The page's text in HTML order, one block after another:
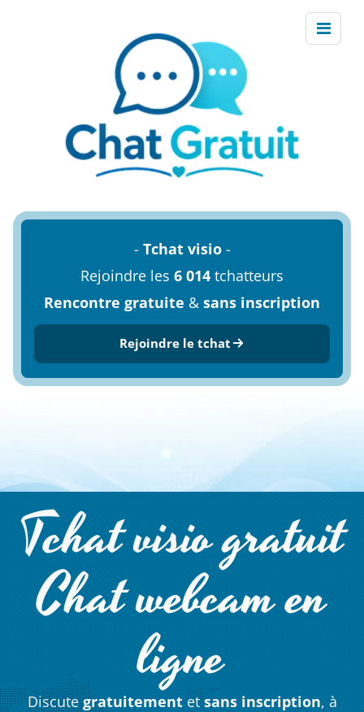
- Tchat visio-
Rejoindre les 6 014 tchatteurs
Rencontre gratuite & sans inscription
Rejoindre le tchat
Tchat visio gratuit
Chat webcam en
ligne
Discutegratuitementetsans inscription, à